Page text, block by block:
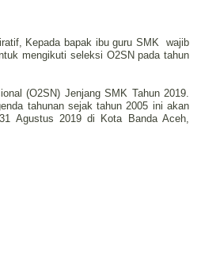
Kepada bapak ibu guru SMK
wajib
mengikuti seleksi O2SN pada tahun
(O2SN) Jenjang SMK Tahun 2019.
tahunan sejak tahun 2005 ini akan
Agustus 2019 di Kota Banda Aceh,